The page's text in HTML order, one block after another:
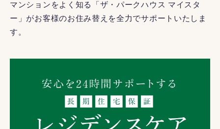
マンションをよく知る「ザ・パークハウス マイスタ
ー」がお客様のお住み替えを全力でサポートいたしま
す。